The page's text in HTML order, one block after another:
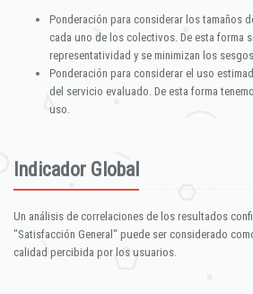
Ponderación para considerar los tamaños
cada uno de los colectivos. De esta forma
representatividad y se minimizan los
Ponderación para considerar el uso
del servicio evaluado. De esta forma
uso.
Indicador Global
Un análisis de correlaciones de los resultados
"Satisfacción General" puede ser considerado
calidad percibida por los usuarios.